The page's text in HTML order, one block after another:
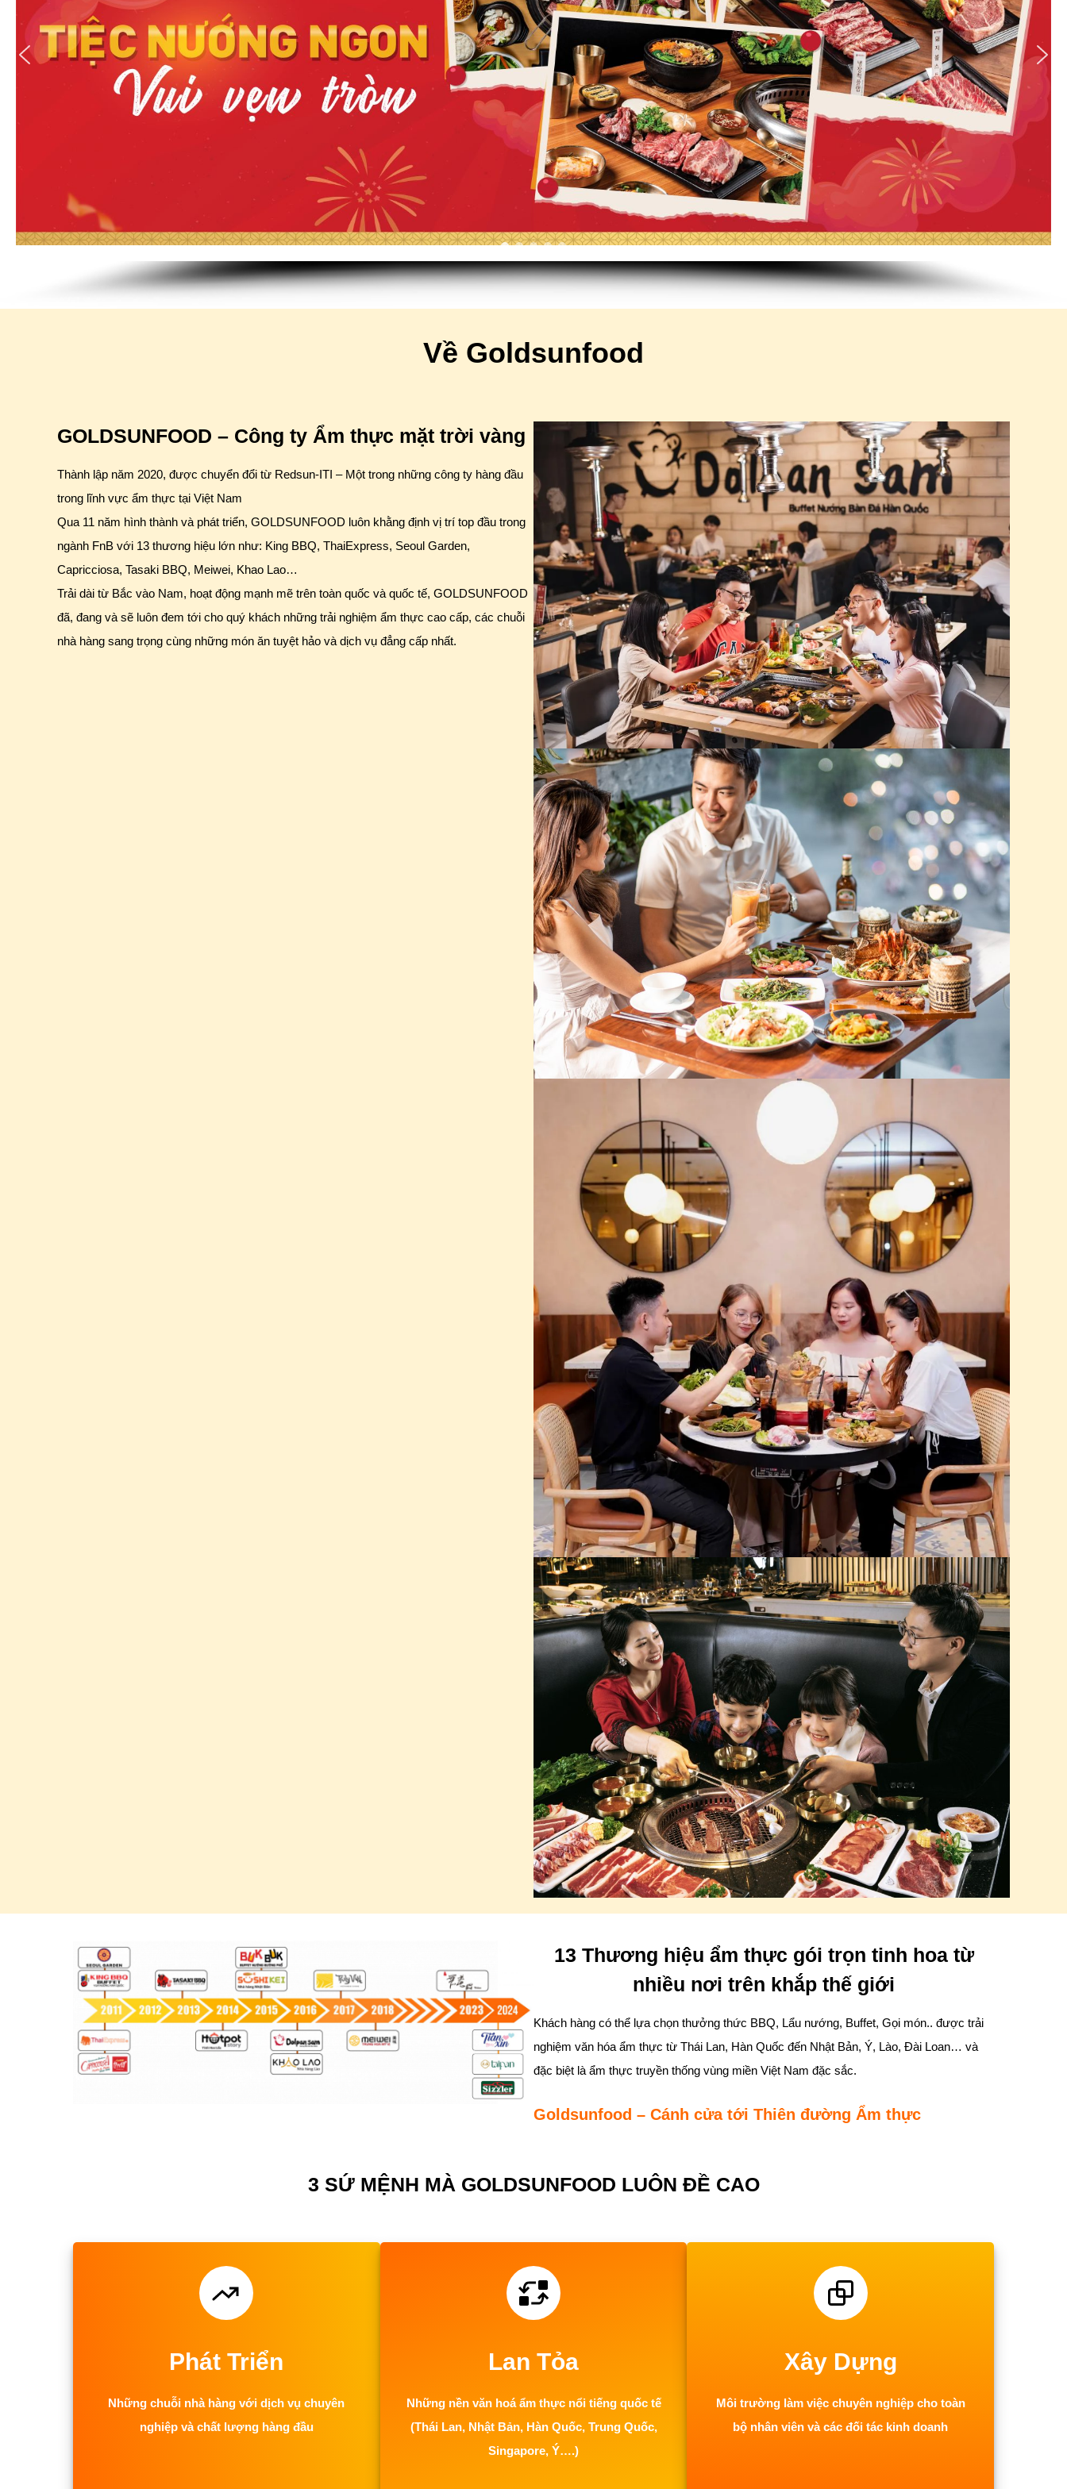
Về Goldsunfood
GOLDSUNFOOD – Công ty Ẩm thực mặt trời vàng
Thành lập năm 2020, được chuyển đổi từ Redsun-ITI – Một trong những công ty hàng đầu
trong lĩnh vực ẩm thực tại Việt Nam
Qua 11 năm hình thành và phát triển, GOLDSUNFOOD luôn khằng định vị trí top đầu trong
ngành FnB với 13 thương hiệu lớn như: King BBQ, ThaiExpress, Seoul Garden,
Capricciosa, Tasaki BBQ, Meiwei, Khao Lao…
Trải dài từ Bắc vào Nam, hoạt động mạnh mẽ trên toàn quốc và quốc tế, GOLDSUNFOOD
đã, đang và sẽ luôn đem tới cho quý khách những trải nghiệm ẩm thực cao cấp, các chuỗi
nhà hàng sang trọng cùng những món ăn tuyệt hảo và dịch vụ đẳng cấp nhất.
13 Thương hiệu ẩm thực gói trọn tinh hoa từ
nhiều nơi trên khắp thế giới
Khách hàng có thể lựa chọn thưởng thức BBQ, Lẩu nướng, Buffet, Gọi món.. được trải
nghiệm văn hóa ẩm thực từ Thái Lan, Hàn Quốc đến Nhật Bản, Ý, Lào, Đài Loan… và
đặc biệt là ẩm thực truyền thống vùng miền Việt Nam đặc sắc.
Goldsunfood – Cánh cửa tới Thiên đường Ẩm thực
3 SỨ MỆNH MÀ GOLDSUNFOOD LUÔN ĐỀ CAO
Phát Triển
Những chuỗi nhà hàng với dịch vụ chuyên
nghiệp và chất lượng hàng đầu
Lan Tỏa
Những nền văn hoá ẩm thực nổi tiếng quốc tế
(Thái Lan, Nhật Bản, Hàn Quốc, Trung Quốc,
Singapore, Ý….)
Xây Dựng
Môi trường làm việc chuyên nghiệp cho toàn
bộ nhân viên và các đối tác kinh doanh